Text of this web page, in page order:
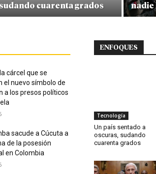
sudando cuarenta grados
nadie
cárcel que se
el nuevo símbolo de
a los presos políticos
sacude a Cúcuta a
de la posesión
en Colombia
ENFOQUES
Tecnología
Un país sentado a
oscuras, sudando
cuarenta grados